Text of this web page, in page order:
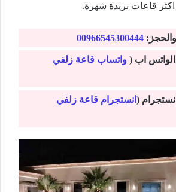
اكثر قاعات بريدة شهرة.
00966545300444
اب ( واتساب قاعة زلفي
( انستجرام قاعة زلفي